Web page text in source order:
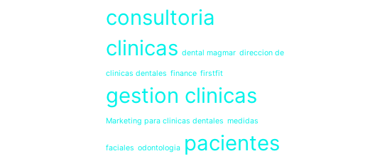
consultoria
clinicas dental magmar direccion de
clinicas dentales finance firstfit
gestion clinicas
Marketing para clinicas dentales medidas
faciales odontologia pacientes